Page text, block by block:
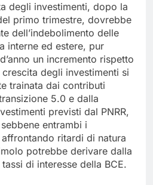
degli investimenti, dopo la
primo trimestre, dovrebbe
dell’indebolimento delle
interne ed estere, pur
un incremento rispetto
degli investimenti si
trainata dai contributi
5.0 e dalla
previsti dal PNRR,
entrambi i
ritardi di natura
potrebbe derivare dalla
di interesse della BCE.